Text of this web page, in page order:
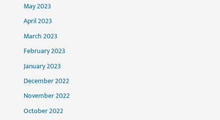
May 2023
April 2023
March 2023
February 2023
January 2023
December 2022
November 2022
October 2022